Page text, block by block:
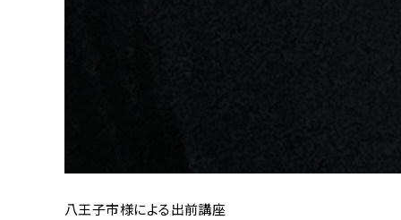
八王子市様による出前講座